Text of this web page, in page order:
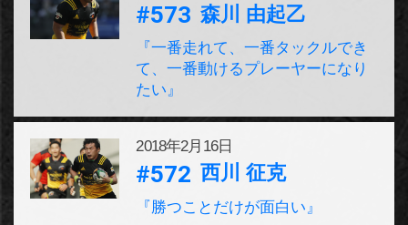
#573 森川 由起乙
『一番走れて、一番タックルでき
て、一番動けるプレーヤーになり
たい』
2018年2月16日
#572 西川 征克
『勝つことだけが面白い』